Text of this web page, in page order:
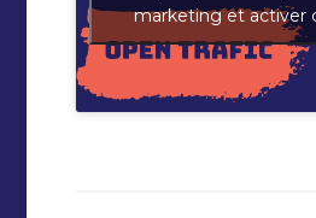
marketing et activer